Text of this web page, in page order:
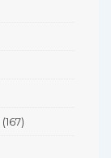
(167)